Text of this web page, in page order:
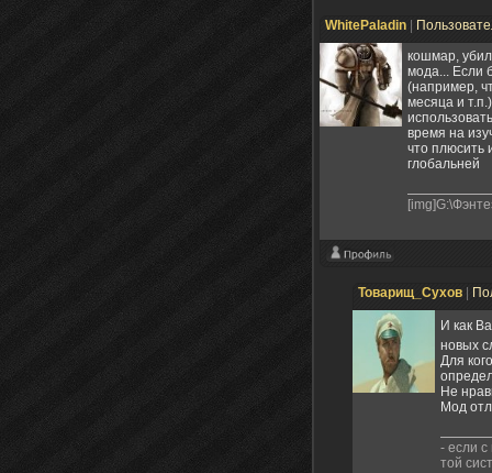
WhitePaladin
кошмар,
мода... Если
(например,
месяца и
время на
что плюсить
глобальней
Товарищ_Сухов
И как
новых
Для
Не
Мод
- если с
той